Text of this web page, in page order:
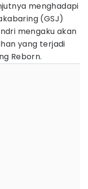
menghadapi
(GSJ)
mengaku akan
yang terjadi
Reborn.